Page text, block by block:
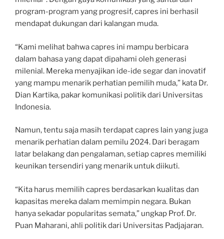
program-program yang progresif, capres ini berhasil
mendapat dukungan dari kalangan muda.
“Kami melihat bahwa capres ini mampu berbicara
dalam bahasa yang dapat dipahami oleh generasi
milenial. Mereka menyajikan ide-ide segar dan inovatif
yang mampu menarik perhatian pemilih muda,” kata Dr.
Dian Kartika, pakar komunikasi politik dari Universitas
Indonesia.
Namun, tentu saja masih terdapat capres lain yang juga
menarik perhatian dalam pemilu 2024. Dari beragam
latar belakang dan pengalaman, setiap capres memiliki
keunikan tersendiri yang menarik untuk diikuti.
“Kita harus memilih capres berdasarkan kualitas dan
kapasitas mereka dalam memimpin negara. Bukan
hanya sekadar popularitas semata,” ungkap Prof. Dr.
Puan Maharani, ahli politik dari Universitas Padjajaran.